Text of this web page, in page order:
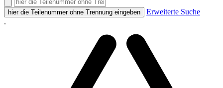
hier die Teilenummer ohne Trennung eingeben
Erweiterte Suche
.